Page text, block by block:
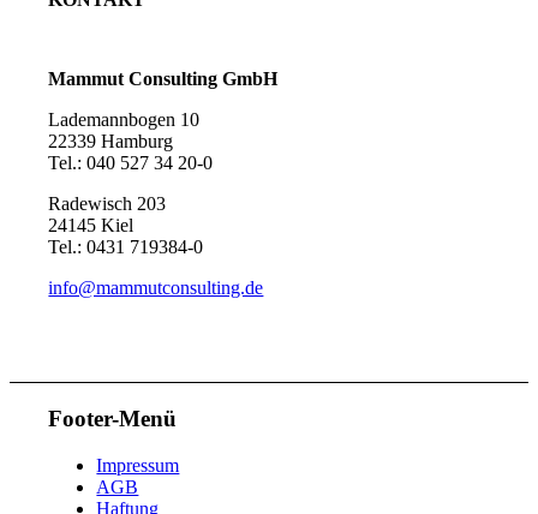
ÜBER UNS
Mammut Consulting GmbH
Lademannbogen 10
22339 Hamburg
Tel.: 040 527 34 20-0
Radewisch 203
24145 Kiel
Tel.: 0431 719384-0
info@mammutconsulting.de
Footer-Menü
Impressum
AGB
Haftung